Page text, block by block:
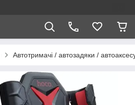
Автотримачі / автозадяки /